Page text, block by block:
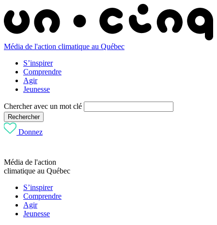
Média de l'action climatique au Québec
S’inspirer
Comprendre
Agir
Jeunesse
Chercher avec un mot clé
Rechercher
Donnez
Média de l'action
climatique au Québec
S’inspirer
Comprendre
Agir
Jeunesse